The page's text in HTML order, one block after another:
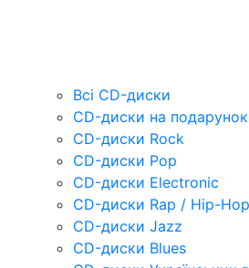
Всі CD-диски
CD-диски на подарунок
CD-диски Rock
CD-диски Pop
CD-диски Electronic
CD-диски Rap / Hip-Hop
CD-диски Jazz
CD-диски Blues